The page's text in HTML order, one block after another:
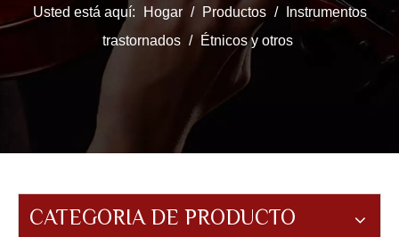
Usted está aquí: Hogar / Productos /
Instrumentos
trastornados / Étnicos y otros
CATEGORIA DE PRODUCTO